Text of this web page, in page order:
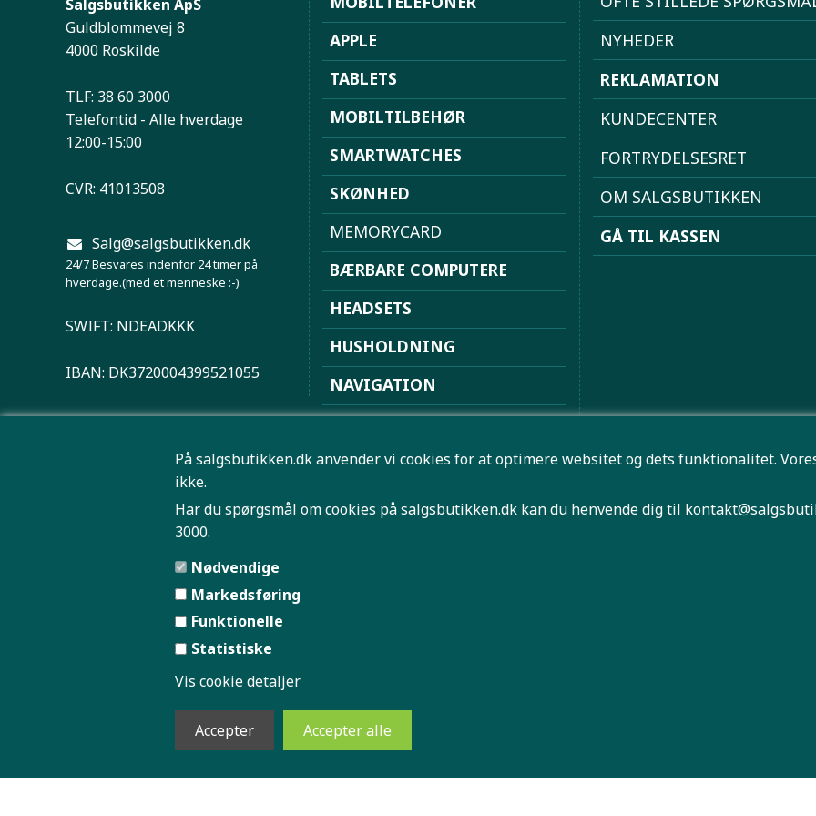
På salgsbutikken.dk anvender vi cookies for at optimere websitet og dets funktionalitet.
ikke.
Har du spørgsmål om cookies på salgsbutikken.dk kan du henvende dig til
3000.
Nødvendige
Markedsføring
Funktionelle
Statistiske
Vis cookie detaljer
Salgsbutikken ApS
Guldblommevej 8
4000 Roskilde
TLF: 38 60 3000
Telefontid - Alle hverdage
12:00-15:00
CVR: 41013508
Salg@salgsbutikken.dk
24/7 Besvares indenfor 24 timer på
hverdage.(med et menneske :-)
SWIFT: NDEADKKK
IBAN: DK3720004399521055
APPLE
TABLETS
MOBILTILBEHØR
SMARTWATCHES
SKØNHED
MEMORYCARD
BÆRBARE COMPUTERE
HEADSETS
HUSHOLDNING
NAVIGATION
PLAYSTATION
ROBOTSTØVSUGERE
SPORT OG FRITID
NYHEDER
REKLAMATION
KUNDECENTER
FORTRYDELSESRET
OM SALGSBUTIKKEN
GÅ TIL KASSEN
Pris og antal er først bindende når Salgsbutikken har bekræftet
Forside | Firmaprofil | Handelsbetingelser | Indkøbskurv | Køb